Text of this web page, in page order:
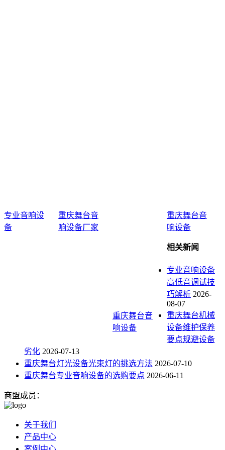
专业音响设
备
重庆舞台音
响设备厂家
重庆舞台音
响设备
重庆舞台音
响设备
相关新闻
专业音响设备
高低音调试技
巧解析 2026-
08-07
重庆舞台机械
设备维护保养
要点规避设备
劣化 2026-07-13
重庆舞台灯光设备光束灯的挑选方法 2026-07-10
重庆舞台专业音响设备的选购要点 2026-06-11
商盟成员：
关于我们
产品中心